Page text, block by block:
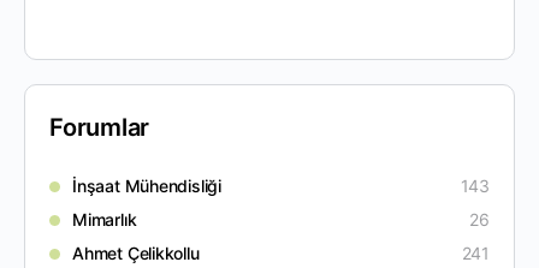
Forumlar
İnşaat Mühendisliği
143
Mimarlık
26
Ahmet Çelikkollu
241